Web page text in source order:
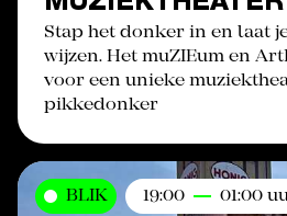
Stap het donker in en laat
wijzen. Het muZIEum en
voor een unieke
pikkedonker
BLIK 19:00 01:00